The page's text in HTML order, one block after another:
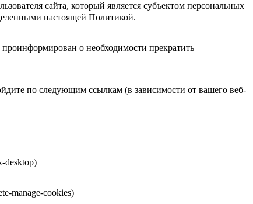
сайта, который является субъектом персональных
настоящей Политикой.
о необходимости прекратить
по следующим ссылкам (в зависимости от вашего веб-
desktop)
manage-cookies)